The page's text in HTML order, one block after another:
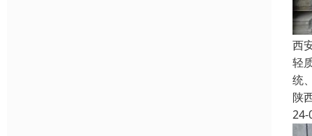
西
轻
统
陕
24-